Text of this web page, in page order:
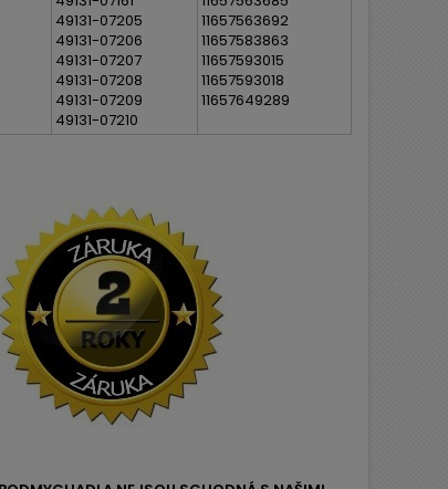
49131-07205
49131-07206
49131-07207
49131-07208
49131-07209
49131-07210
11657563692
11657583863
11657593015
11657593018
11657649289